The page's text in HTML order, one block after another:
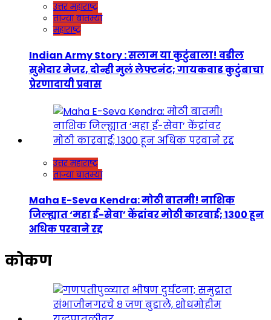
उत्तर महाराष्ट्र
ताज्या बातम्या
महाराष्ट्र
Indian Army Story : सलाम या कुटुंबाला! वडील
सुभेदार मेजर, दोन्ही मुलं लेफ्टनंट; गायकवाड कुटुंबाचा
प्रेरणादायी प्रवास
उत्तर महाराष्ट्र
ताज्या बातम्या
Maha E-Seva Kendra: मोठी बातमी! नाशिक
जिल्ह्यात ‘महा ई-सेवा’ केंद्रांवर मोठी कारवाई; 1300 हून
अधिक परवाने रद्द
कोकण